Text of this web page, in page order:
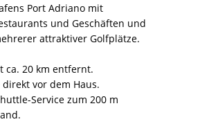
Port Adriano mit
und Geschäften und
attraktiver Golfplätze.
ca. 20 km entfernt.
vor dem Haus.
Service zum 200 m